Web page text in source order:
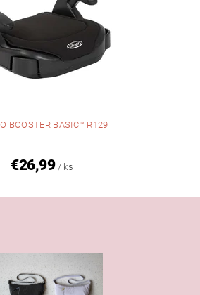
BOOSTER BASIC™ R129
€26,99 / ks